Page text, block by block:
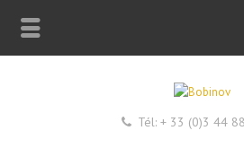
Tél: + 33 (0)3 44